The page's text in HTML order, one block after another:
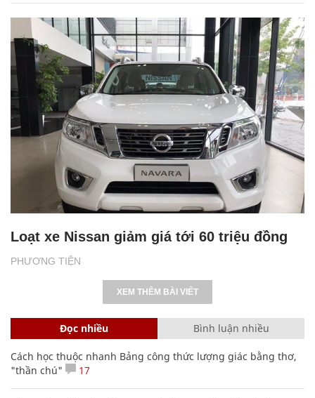
PHƯƠNG TIỆN
Loạt xe Nissan giảm giá tới 60 triệu đồng
XEM THÊM BÀI VIẾT
Đọc nhiều Bình luận nhiều
Cách học thuộc nhanh Bảng công thức lượng giác bằng thơ,
"thần chú"
17